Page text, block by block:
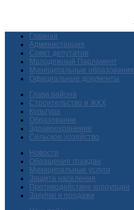
Главная
Администрация
Совет депутатов
Молодежный Парламент
Муниципальные образования
Официальные документы
Глава района
Строительство и ЖКХ
Культура
Образование
Здравоохранение
Сельское хозяйство
Новости
Обращения граждан
Муниципальные услуги
Защита населения
Противодействие коррупции
Закупки и продажи